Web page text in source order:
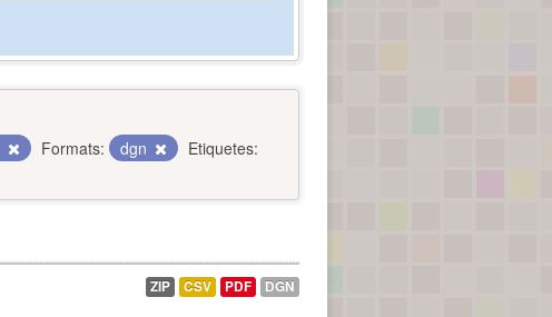
Formats: dgn
Etiquetes:
ZIP CSV PDF DGN